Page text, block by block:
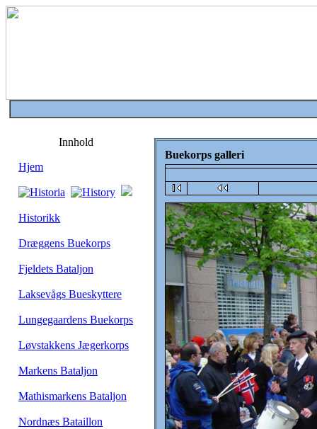
Innhold
Hjem
Historikk
Dræggens Buekorps
Fjeldets Bataljon
Laksevågs Bueskyttere
Lungegaardens Buekorps
Løvstakkens Jægerkorps
Markens Bataljon
Mathismarkens Bataljon
Nordnæs Bataillon
Buekorps galleri